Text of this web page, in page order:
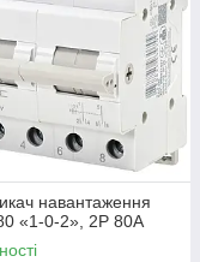
навантаження
«1-0-2», 2P 80А